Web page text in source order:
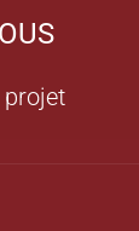
projet